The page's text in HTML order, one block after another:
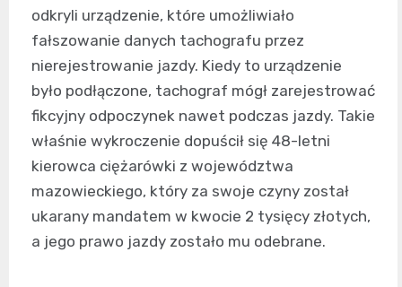
odkryli urządzenie, które umożliwiało
fałszowanie danych tachografu przez
nierejestrowanie jazdy. Kiedy to urządzenie
było podłączone, tachograf mógł zarejestrować
fikcyjny odpoczynek nawet podczas jazdy. Takie
właśnie wykroczenie dopuścił się 48-letni
kierowca ciężarówki z województwa
mazowieckiego, który za swoje czyny został
ukarany mandatem w kwocie 2 tysięcy złotych,
a jego prawo jazdy zostało mu odebrane.